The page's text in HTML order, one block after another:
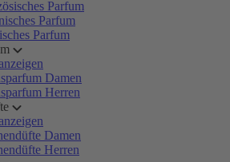
Parfum
Parfum
Parfum
Damen
Herren
Damen
Herren